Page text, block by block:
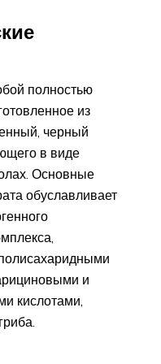
полностью
из
черный
в виде
Основные
обуславливает
и
кислотами,